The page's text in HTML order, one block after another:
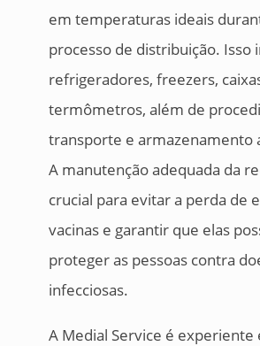
em temperaturas ideais
processo de distribuição. Isso
refrigeradores, freezers,
termômetros, além de
transporte e armazenamento
A manutenção adequada da
crucial para evitar a perda de
vacinas e garantir que elas
proteger as pessoas contra
infecciosas.
A Medial Service é experiente